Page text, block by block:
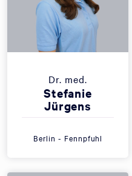
Dr. med.
Stefanie
Jürgens
Berlin - Fennpfuhl